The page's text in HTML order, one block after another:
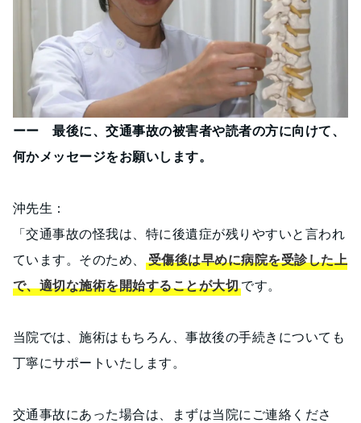
ーー 最後に、交通事故の被害者や読者の方に向けて、
何かメッセージをお願いします。
沖先生：
「交通事故の怪我は、特に後遺症が残りやすいと言われ
ています。そのため、
受傷後は早めに病院を受診した上
で、適切な施術を開始することが大切です。
当院では、施術はもちろん、事故後の手続きについても
丁寧にサポートいたします。
交通事故にあった場合は、まずは当院にご連絡くださ